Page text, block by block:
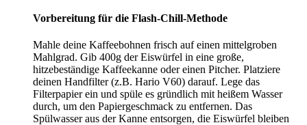
Vorbereitung für die Flash-Chill-Methode
Mahle deine Kaffeebohnen frisch auf einen mittelgroben
Mahlgrad. Gib 400g der Eiswürfel in eine große,
hitzebeständige Kaffeekanne oder einen Pitcher. Platziere
deinen Handfilter (z.B. Hario V60) darauf. Lege das
Filterpapier ein und spüle es gründlich mit heißem Wasser
durch, um den Papiergeschmack zu entfernen. Das
Spülwasser aus der Kanne entsorgen, die Eiswürfel bleiben